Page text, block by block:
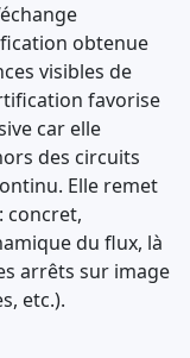
obtenue
visibles de
favorise
car elle
des circuits
Elle remet
concret,
du flux, là
arrêts sur image
etc.).